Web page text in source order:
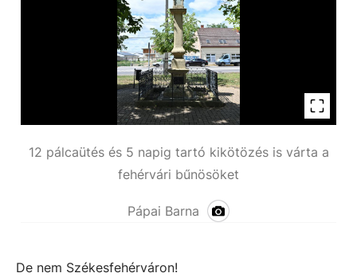
12 pálcaütés és 5 napig tartó kikötözés is várta a
fehérvári bűnösöket
Pápai Barna
De nem Székesfehérváron!